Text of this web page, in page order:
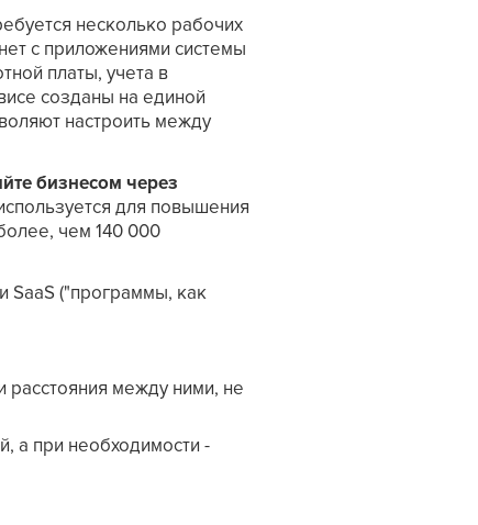
несколько рабочих
с приложениями системы
платы, учета в
созданы на единой
настроить между
бизнесом через
для повышения
чем 140 000
SaaS ("программы, как
расстояния между ними, не
а при необходимости -